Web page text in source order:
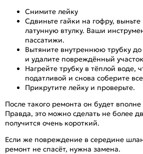
Снимите лейку
Сдвиньте гайки на гофру,
латунную втулку. Ваши
пассатижи.
Вытяните внутреннюю трубку
и удалите повреждённый
Нагрейте трубку в тёплой воде,
податливой и снова соберите
Прикрутите лейку и проверьте.
После такого ремонта он будет
Правда, это можно сделать не более
получится очень короткий.
Если же повреждение в середине
ремонт не спасёт, нужна замена.